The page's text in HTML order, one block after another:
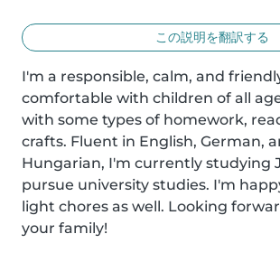
この説明を翻訳する
I'm a responsible, calm, and
comfortable with children of all
with some types of homework,
crafts. Fluent in English, German,
Hungarian, I'm currently studying
pursue university studies. I'm
light chores as well. Looking
your family!